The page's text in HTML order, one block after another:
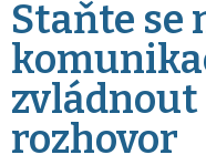
Staňte se
zvládnout
rozhovor